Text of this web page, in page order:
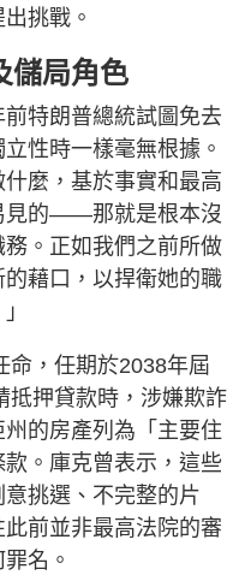
挑戰。
儲局角色
特朗普總統試圖免去
性時一樣毫無根據。
麼，基於事實和最高
見的——那就是根本沒
。正如我們之前所做
藉口，以捍衛她的職
命，任期於2038年屆
抵押貸款時，涉嫌欺詐
的房產列為「主要住
。庫克曾表示，這些
挑選、不完整的片
前並非最高法院的審
名。